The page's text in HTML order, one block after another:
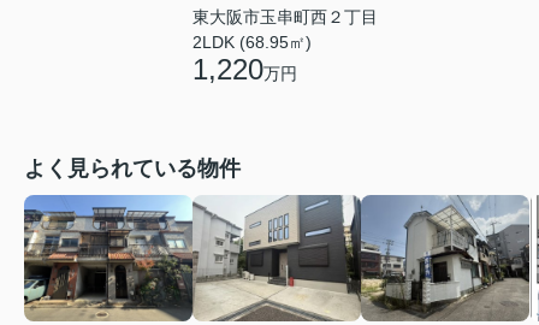
東大阪市玉串町西２丁目
2LDK (68.95㎡)
1,220万円
よく見られている物件